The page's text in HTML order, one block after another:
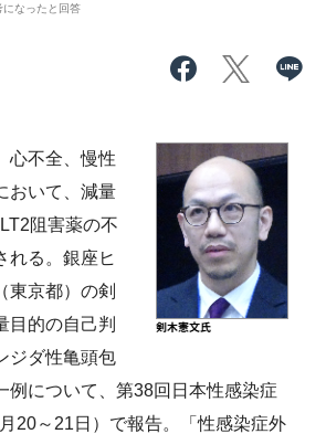
になったと回答
心不全、慢性
おいて、減量
阻害薬の不
れる。銀座ヒ
東京都）の剣
目的の自己判
ジダ性亀頭包
例について、第38回日本性感染症
20～21日）で報告。「性感染症外